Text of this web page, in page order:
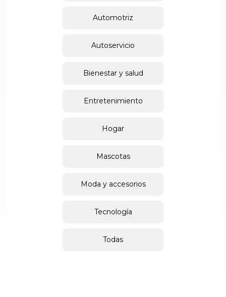
Automotriz
Autoservicio
Bienestar y salud
Entretenimiento
Hogar
Mascotas
Moda y accesorios
Tecnología
Todas